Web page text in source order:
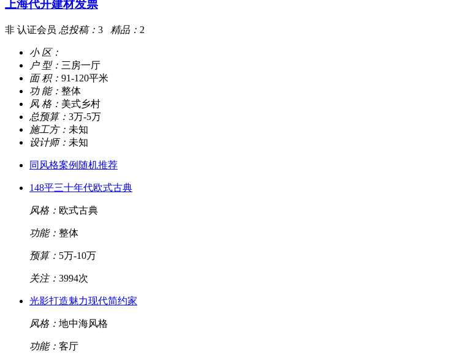
上海代开建材发票
非 认证会员 总投稿： 3 精品： 2
小 区：
户 型： 三房一厅
面 积： 91-120平米
功 能： 整体
风 格： 美式乡村
总预算： 3万-5万
施工方： 未知
设计师： 未知
同风格案例随机推荐
148平三十年代欧式古典
风格： 欧式古典
功能： 整体
预算： 5万-10万
关注： 3994次
光影打造魅力现代简约家
风格： 地中海风格
功能： 客厅